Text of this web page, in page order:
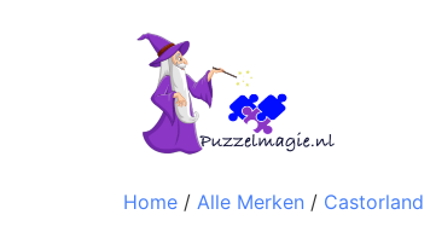
Home / Alle Merken / Castorland